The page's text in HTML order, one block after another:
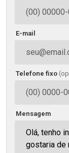
E-mail
Telefone fixo
Mensagem